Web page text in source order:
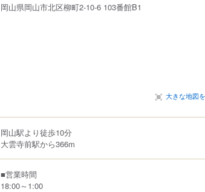
岡山県岡山市北区柳町2-10-6 103番館B1
大きな地図
岡山駅より徒歩10分
大雲寺前駅から366m
■営業時間
18:00～1:00